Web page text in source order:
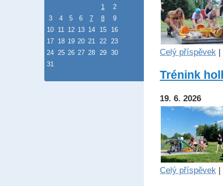
1
2
3
4 5 6 7 8
9
10 11 12 13 14 15
16
17 18 19 20 21 22
23
24 25 26 27 28 29
30
31
Celý příspěvek |
Trénink
19. 6. 2026
Celý příspěvek |